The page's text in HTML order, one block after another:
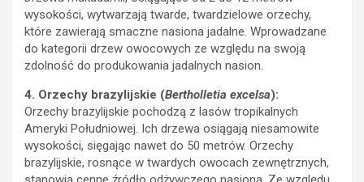
do kategorii drzew owocowych ze względu na swoją
zdolność do produkowania jadalnych nasion.
4. Orzechy brazylijskie (Bertholletia excelsa ):
Orzechy brazylijskie pochodzą z lasów tropikalnych
Ameryki Południowej. Ich drzewa osiągają niesamowite
wysokości, sięgając nawet do 50 metrów. Orzechy
brazylijskie, rosnące w twardych owocach zewnętrznych,
stanowią cenne źródło odżywczego nasiona. Ze względu
na te cechy, orzechy brazylijskie można z pewnością
zaliczyć do drzew owocowych. , wiele gatunków orzechów